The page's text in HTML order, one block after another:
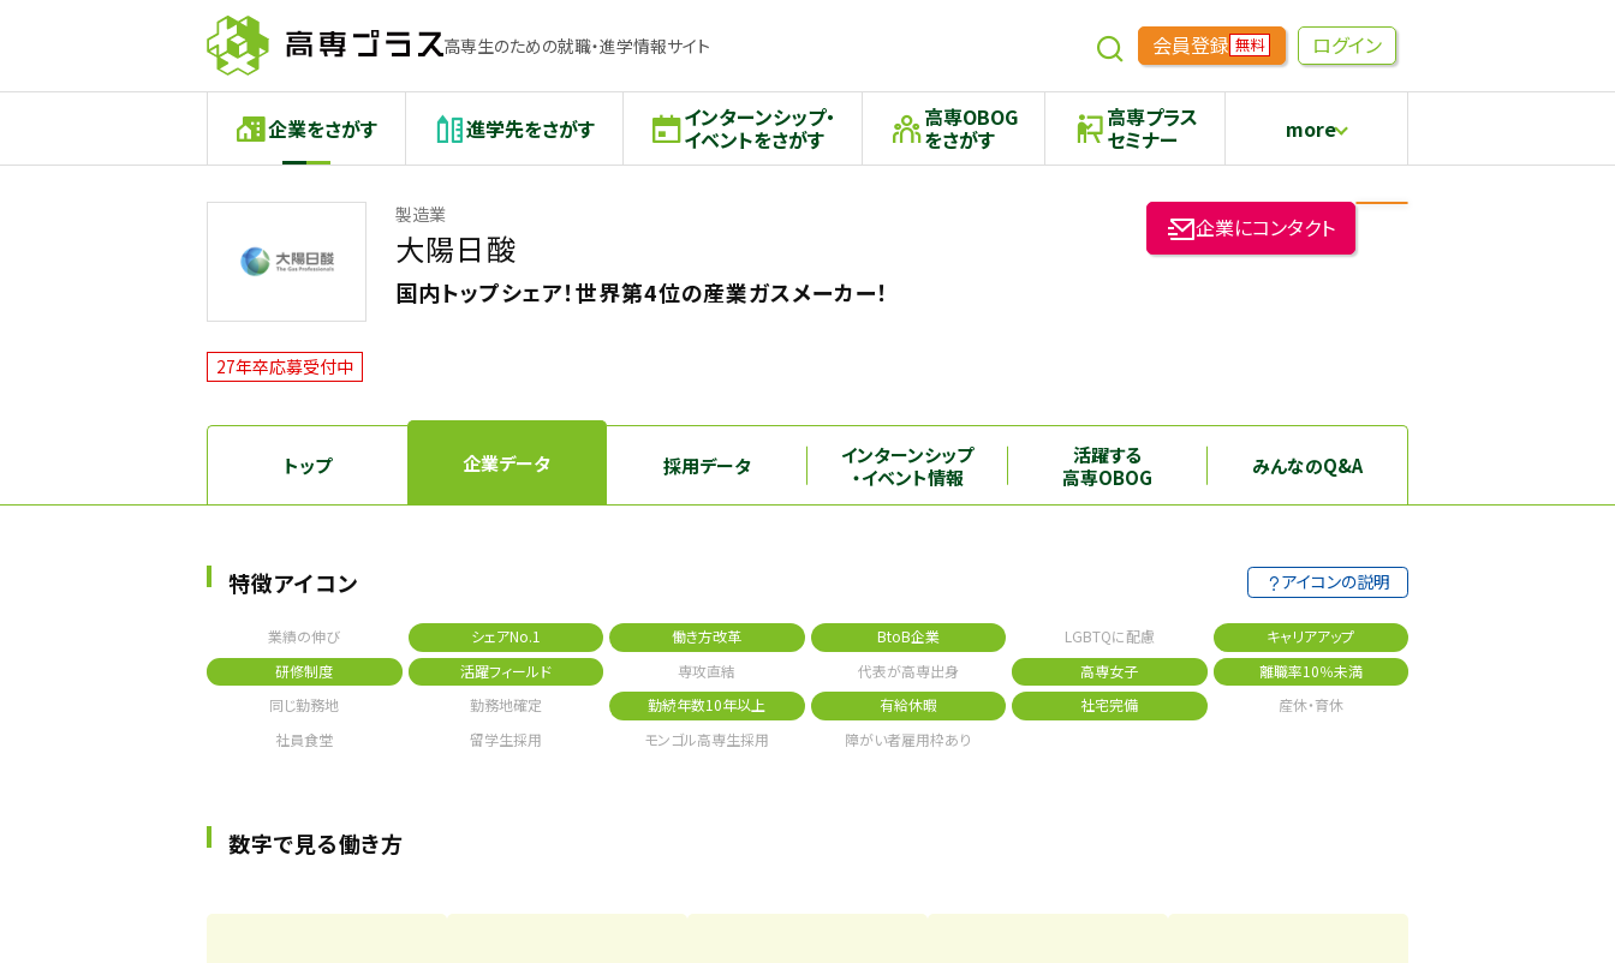
高専生のための就職・進学情報サイト 会員登録 無料 ログイン
企業をさがす 進学先をさがす インターンシップ・
イベントをさがす
高専OBOG
をさがす
高専プラス
セミナー more
高専生コミュニティめもらす
本科5年生・専攻科2年生向け
製造業
大陽日酸
国内トップシェア！世界第4位の産業ガスメーカー！
企業にコンタクト
27年卒応募受付中
トップ 企業データ 採用データ
インターンシップ
・イベント情報
活躍する
高専OBOG
みんなのQ&A
特徴アイコン アイコンの説明
業績の伸び シェアNo.1 働き方改革 BtoB企業 LGBTQに配慮
キャリアアップ
研修制度
活躍フィールド 専攻直結 代表が高専出身 高専女子
離職率10％未満
同じ勤務地
勤務地確定 勤続年数10年以上 有給休暇 社宅完備
産休・育休
社員食堂
留学生採用 モンゴル高専生採用 障がい者雇用枠あり
数字で見る働き方